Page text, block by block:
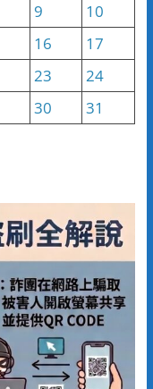
9
10
16
17
23
24
30 31